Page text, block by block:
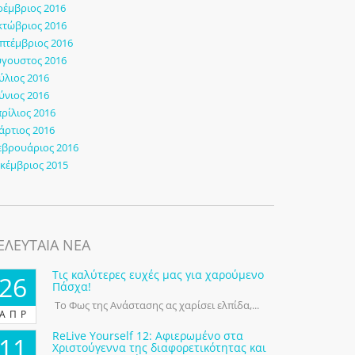
2016
2016
2016
2016
2016
2016
2016
2016
2016
2015
ΝΕΑ
26
ΑΠΡ
Τις καλύτερες ευχές μας για χαρούμενο
Πάσχα!
Το Φως της Ανάστασης ας χαρίσει ελπίδα,...
ReLive Yourself 12: Αφιερωμένο στα
Χριστούγεννα της διαφορετικότητας και